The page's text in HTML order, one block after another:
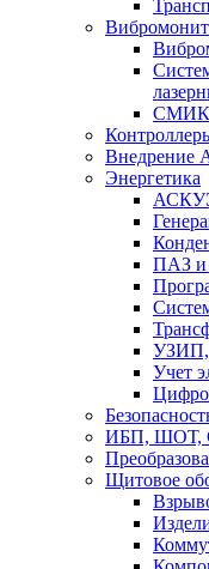
СМИК
Внедрение
Энергетика
ПАЗ и
УЗИП,
Учет
ИБП, ШОТ,
Щитовое